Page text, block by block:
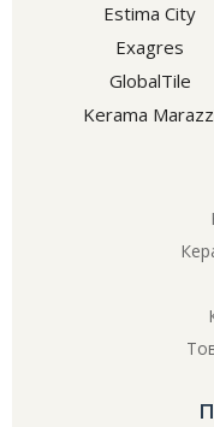
Estima City
Exagres
GlobalTile
Kerama